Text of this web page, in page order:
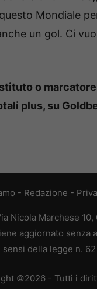
Mondiale
un gol. Ci
o
plus, su
- Redazione -
Nicola Marchese
aggiornato
sensi della legge n.
©2026 - Tutti i